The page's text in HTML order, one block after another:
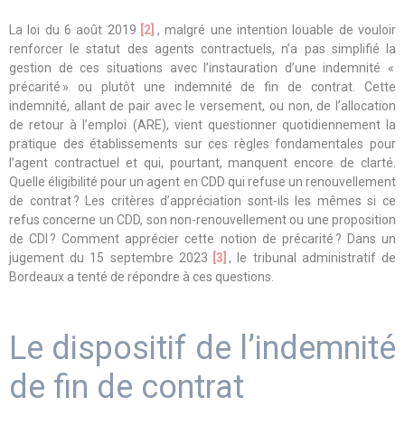
La loi du 6 août 2019 [2] , malgré une intention louable de vouloir
renforcer le statut des agents contractuels, n’a pas simplifié la
gestion de ces situations avec l’instauration d’une indemnité «
précarité » ou plutôt une indemnité de fin de contrat. Cette
indemnité, allant de pair avec le versement, ou non, de l’allocation
de retour à l’emploi (ARE), vient questionner quotidiennement la
pratique des établissements sur ces règles fondamentales pour
l’agent contractuel et qui, pourtant, manquent encore de clarté.
Quelle éligibilité pour un agent en CDD qui refuse un renouvellement
de contrat ? Les critères d’appréciation sont-ils les mêmes si ce
refus concerne un CDD, son non-renouvellement ou une proposition
de CDI ? Comment apprécier cette notion de précarité ? Dans un
jugement du 15 septembre 2023
[3] , le tribunal administratif de
Bordeaux a tenté de répondre à ces questions.
Le dispositif de l’indemnité
de fin de contrat